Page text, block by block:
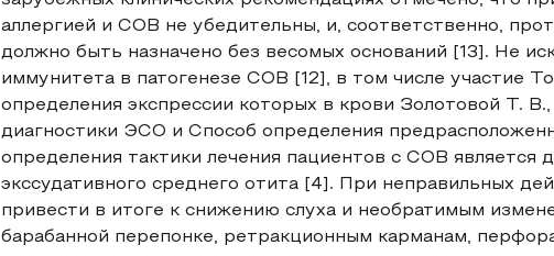
аллергией и СОВ не убедительны, и, соответственно,
должно быть назначено без весомых оснований [13]. Не
иммунитета в патогенезе СОВ [12], в том числе участие
определения экспрессии которых в крови Золотовой Т.
диагностики ЭСО и Способ определения
определения тактики лечения пациентов с СОВ является
экссудативного среднего отита [4]. При неправильных
привести в итоге к снижению слуха и необратимым
барабанной перепонке, ретракционным карманам,